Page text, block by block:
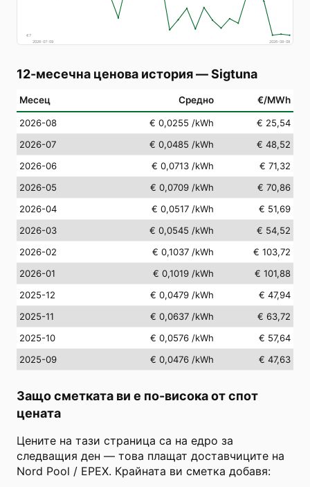
€7
2026-07-09
2026-08-08
12-месечна ценова история—Sigtuna
Месец Средно €/MWh
2026-08 € 0,0255 /kWh
€ 25,54
2026-07
€ 0,0485 /kWh
€ 48,52
2026-06
€ 0,0713 /kWh
€ 71,32
2026-05
€ 0,0709 /kWh
€ 70,86
2026-04
€ 0,0517 /kWh
€ 51,69
2026-03
€ 0,0545 /kWh
€ 54,52
2026-02
€ 0,1037 /kWh
€ 103,72
2026-01
€ 0,1019 /kWh
€ 101,88
2025-12
€ 0,0479 /kWh
€ 47,94
2025-11
€ 0,0637 /kWh
€ 63,72
2025-10
€ 0,0576 /kWh
€ 57,64
2025-09
€ 0,0476 /kWh € 47,63
Защо сметката ви е по-висока от спот
цената
Цените на тази страница са на едро за
следващия ден — това плащат доставчиците на
Nord Pool / EPEX. Крайната ви сметка добавя: